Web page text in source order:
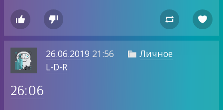
   
26.06.2019 21:56  Личное
L-D-R
26:06